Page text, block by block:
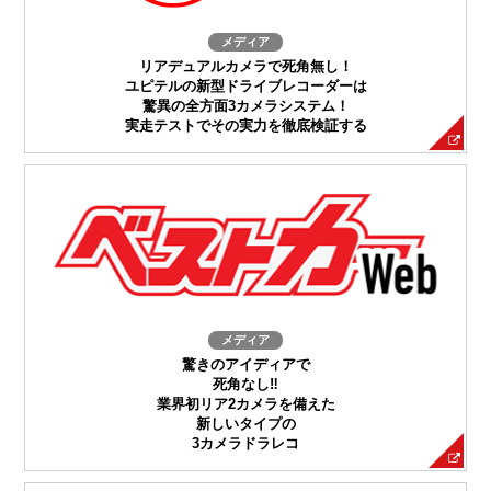
メディア
リアデュアルカメラで死角無し！
ユピテルの新型ドライブレコーダーは
驚異の全方面3カメラシステム！
実走テストでその実力を徹底検証する
メディア
驚きのアイディアで
死角なし‼
業界初リア2カメラを備えた
新しいタイプの
3カメラドラレコ